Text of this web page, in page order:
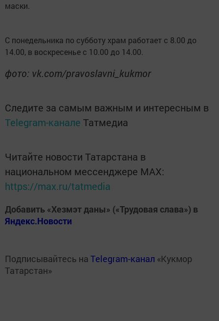
маски.
С понедельника по субботу храм работает с 8.00 до
14.00, в воскресенье с 10.00 до 14.00.
фото: vk.com/pravoslavni_kukmor
Следите за самым важным и интересным в
Telegram-канале Татмедиа
Читайте новости Татарстана в
национальном мессенджере MАХ:
https://max.ru/tatmedia
Добавить «Хезмэт даны» («Трудовая слава») в
Яндекс.Новости
Подписывайтесь на Telegram-канал «Кукмор
Татарстан»